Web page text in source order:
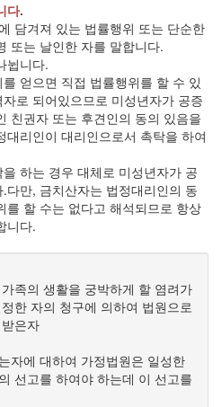
다.
담겨져 있는 법률행위 또는 단순한
또는 날인한 자를 말합니다.
뉩니다.
얻으면 직접 법률행위를 할 수 있
로 되어있으므로 미성년자가 공증
친권자 또는 후견인의 동의 있음을
리인이 대리인으로서 촉탁을 하여
하는 경우 대체로 미성년자가 공
다만, 금치산자는 법정대리인의 동
를 할 수는 없다고 해석되므로 항상
니다.
족의 생활을 궁박하게 할 염려가
한 자의 청구에 의하여 법원으로
은자
자에 대하여 가정법원은 일성한
선고를 하여야 하는데 이 선고를